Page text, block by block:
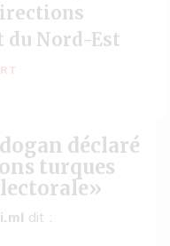
du Nord-Est
déclaré
turques
»
dit :